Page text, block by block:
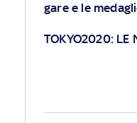
gare e le
TOKYO2020: LE